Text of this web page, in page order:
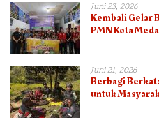
Juni 23, 2026
Kembali Gelar
PMN Kota
Juni 21, 2026
Berbagi
untuk